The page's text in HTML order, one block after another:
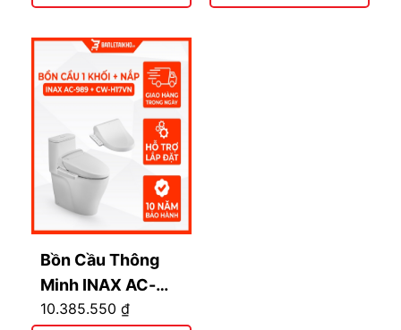
Remote
Bồn Cầu Thông
Minh INAX AC-
989+CW-H17VN
10.385.550 ₫